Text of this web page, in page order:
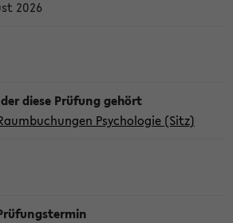
2026
Psychologie (Sitz)